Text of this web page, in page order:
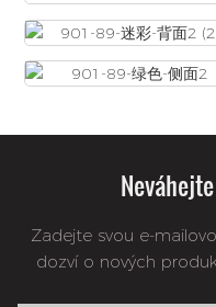
Zadejte svou e-
dozví o nových